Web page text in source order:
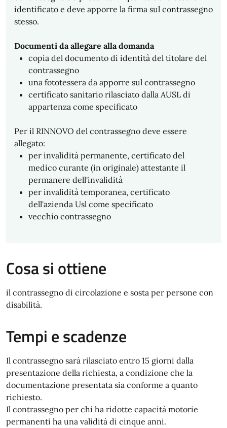
identificato e deve apporre la firma sul contrassegno
stesso.
Documenti da allegare alla domanda
copia del documento di identità del titolare del
contrassegno
una fototessera da apporre sul contrassegno
certificato sanitario rilasciato dalla AUSL di
appartenza come specificato
Per il RINNOVO del contrassegno deve essere
allegato:
per invalidità permanente, certificato del
medico curante (in originale) attestante il
permanere dell'invalidità
per invalidità temporanea, certificato
dell'azienda Usl come specificato
vecchio contrassegno
Cosa si ottiene
il contrassegno di circolazione e sosta per persone con
disabilità.
Tempi e scadenze
Il contrassegno sarà rilasciato entro 15 giorni dalla
presentazione della richiesta, a condizione che la
documentazione presentata sia conforme a quanto
richiesto.
Il contrassegno per chi ha ridotte capacità motorie
permanenti ha una validità di cinque anni.